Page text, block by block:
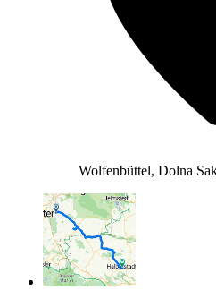
Wolfenbüttel, Dolna